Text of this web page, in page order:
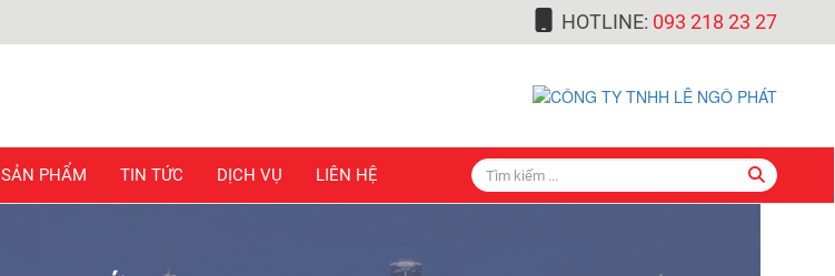
HOTLINE: 093 218 23 27
SẢN PHẨM TIN TỨC DỊCH VỤ LIÊN HỆ